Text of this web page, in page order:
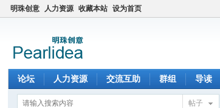
明珠创意 人力资源 收藏本站 设为首页
论坛 人力资源 交流互助 群组 导读
帖子